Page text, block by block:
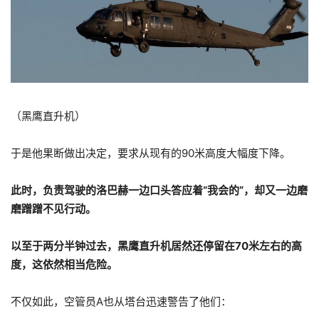
（黑鹰直升机）
于是他果断做出决定，要求从现有的90米高度大幅度下降。
此时，负责驾驶的洛巴赫一边口头答应着“我会的”，却又一边磨
磨蹭蹭不见行动。
以至于两分半钟过去，黑鹰直升机居然还停留在70米左右的高
度，这依然相当危险。
不仅如此，空管员A也从塔台迅速警告了他们：